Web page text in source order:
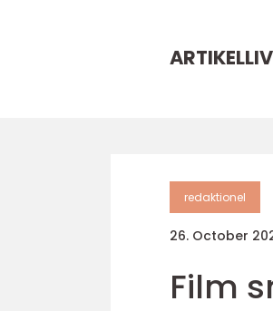
redaktionel
26. October
Film